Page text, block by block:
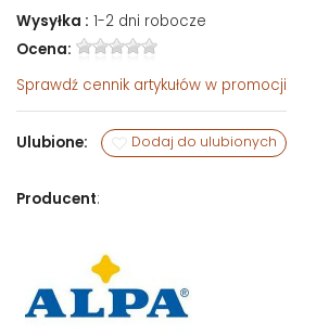
Wysyłka : 1-2 dni robocze
Ocena:
Sprawdź cennik artykułów w promocji
Ulubione: Dodaj do ulubionych
Producent: